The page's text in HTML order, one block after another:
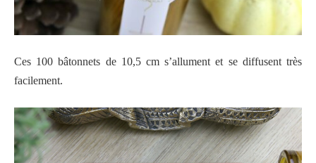
Ces 100 bâtonnets de 10,5 cm s’allument et se diffusent très
facilement.